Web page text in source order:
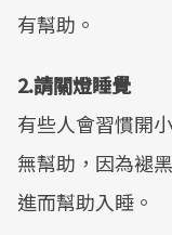
有幫助。
2.請關燈睡覺
有些人會習慣開
無幫助，因為褪
進而幫助入睡。